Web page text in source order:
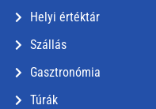
Helyi értéktár
Szállás
Gasztronómia
Túrák